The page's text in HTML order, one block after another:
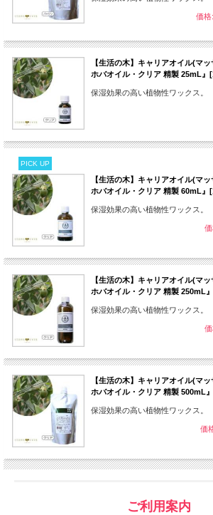
価格
【生活の木】キャリアオイル(マ
ホバオイル・クリア 精製 25mL』
保湿効果の高い植物性ワックス。
PICK UP
【生活の木】キャリアオイル(マ
ホバオイル・クリア 精製 60mL』
保湿効果の高い植物性ワックス。
【生活の木】キャリアオイル(マ
ホバオイル・クリア 精製 250mL
保湿効果の高い植物性ワックス。
【生活の木】キャリアオイル(マ
ホバオイル・クリア 精製 500mL
保湿効果の高い植物性ワックス。
価
ご利用案内